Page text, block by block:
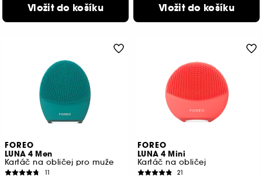
Vložit do košíku Vložit do košíku
FOREO
LUNA 4 Men
Kartáč na obličej pro muže
11
FOREO
LUNA 4 Mini
Kartáč na obličej
21